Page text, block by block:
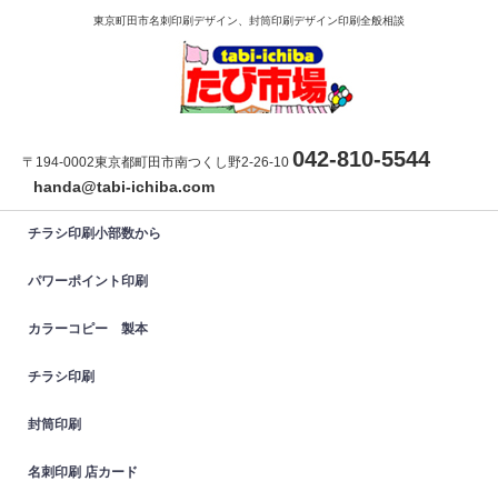
東京町田市名刺印刷デザイン、封筒印刷デザイン印刷全般相談
〒194-0002東京都町田市南つくし野2-26-10 042-810-5544
handa@tabi-ichiba.com
チラシ印刷小部数から
パワーポイント印刷
カラーコピー 製本
チラシ印刷
封筒印刷
名刺印刷 店カード